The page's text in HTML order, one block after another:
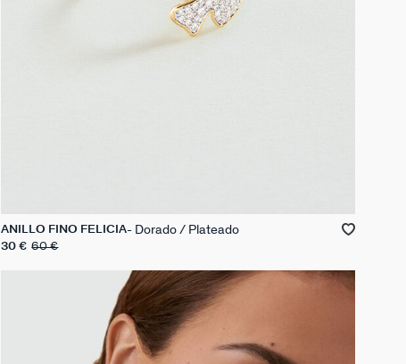
ANILLO FINO FELICIA Dorado / Plateado
30 € 60 €